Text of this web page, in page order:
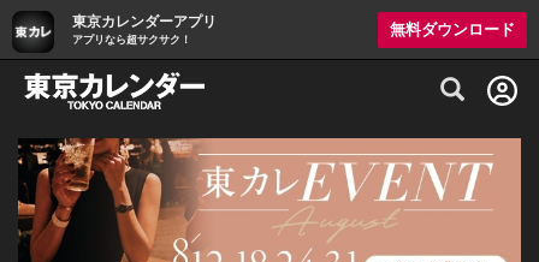
東京カレンダーアプリ
アプリなら超サクサク！
無料ダウンロード
グルメ情報・プレミアムレストラン予約